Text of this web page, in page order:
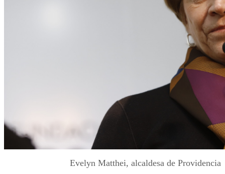
Evelyn Matthei, alcaldesa de Providencia